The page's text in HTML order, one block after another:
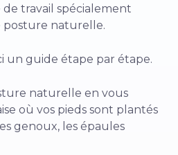
de travail spécialement
posture naturelle.
un guide étape par étape.
naturelle en vous
où vos pieds sont plantés
genoux, les épaules